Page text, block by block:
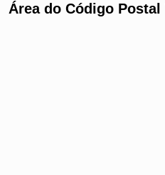
Área do Código Postal